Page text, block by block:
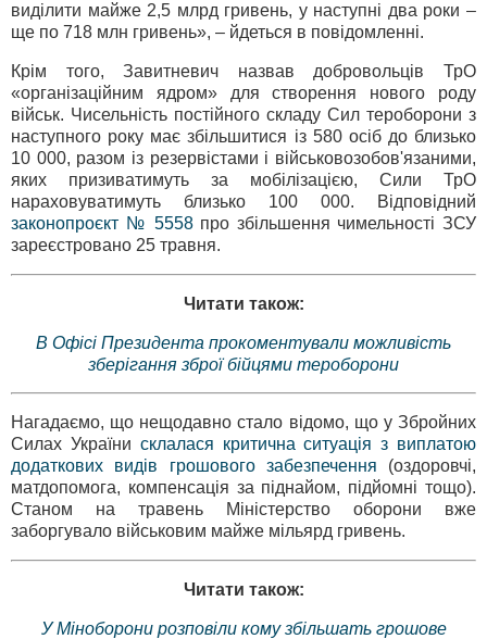
виділити майже 2,5 млрд гривень, у наступні два роки –
ще по 718 млн гривень», – йдеться в повідомленні.
Крім того, Завитневич назвав добровольців ТрО
«організаційним ядром» для створення нового роду
військ. Чисельність постійного складу Сил тероборони з
наступного року має збільшитися із 580 осіб до близько
10 000, разом із резервістами і військовозобов'язаними,
яких призиватимуть за мобілізацією, Сили ТрО
нараховуватимуть близько 100 000. Відповідний
законопроєкт № 5558про збільшення чимельності ЗСУ
зареєстровано 25 травня.
Читати також:
В Офісі Президента прокоментували можливість
зберігання зброї бійцями тероборони
Нагадаємо, що нещодавно стало відомо, що у Збройних
Силах України склалася критична ситуація з виплатою
додаткових видів грошового забезпечення (оздоровчі,
матдопомога, компенсація за піднайом, підйомні тощо).
Станом на травень Міністерство оборони вже
заборгувало військовим майже мільярд гривень.
Читати також:
У Міноборони розповіли кому збільшать грошове